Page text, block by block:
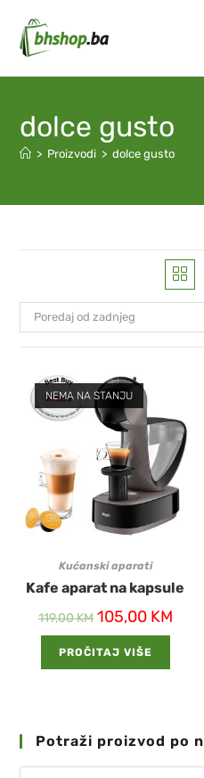
dolce gusto
> Proizvodi > dolce gusto
Poredaj od zadnjeg
NEMA NA STANJU
Kućanski aparati
Kafe aparat na kapsule
119,00KM 105,00 KM
PROČITAJ VIŠE
Potraži proizvod po